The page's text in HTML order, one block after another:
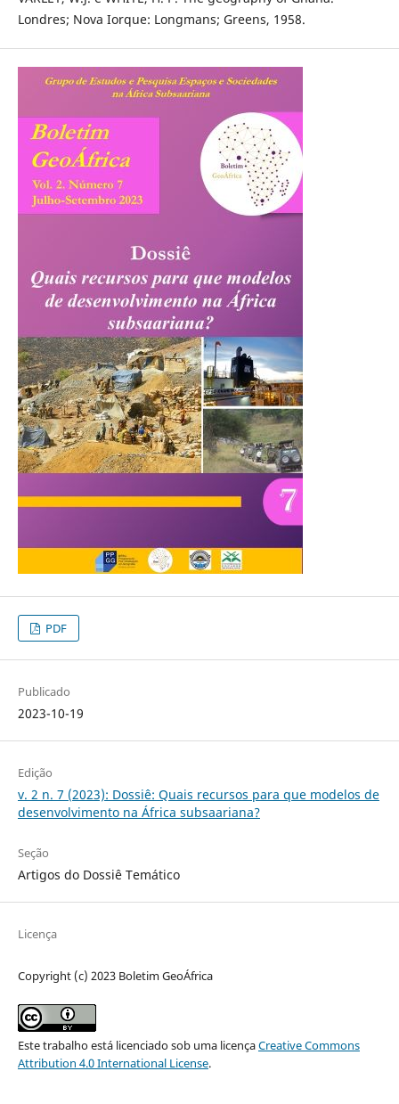
Londres; Nova Iorque: Longmans; Greens, 1958.
PDF
Publicado
2023-10-19
Edição
v. 2 n. 7 (2023): Dossiê: Quais recursos para que modelos de
desenvolvimento na África subsaariana?
Seção
Artigos do Dossiê Temático
Licença
Copyright (c) 2023 Boletim GeoÁfrica
Este trabalho está licenciado sob uma licençaCreative Commons
Attribution 4.0 International License.